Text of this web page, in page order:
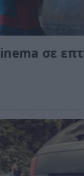
σε